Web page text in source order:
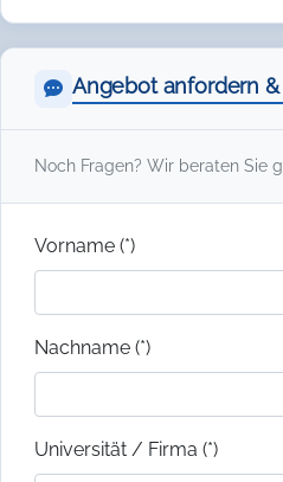
Angebot anfordern
Noch Fragen? Wir beraten Sie
Vorname (*)
Nachname (*)
Universität / Firma (*)